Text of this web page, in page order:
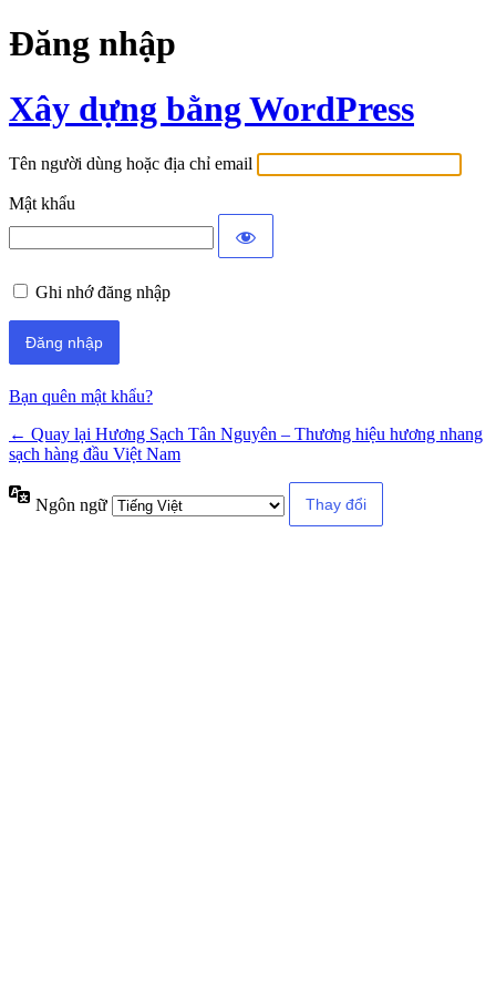
Đăng nhập
Xây dựng bằng WordPress
Tên người dùng hoặc địa chỉ email
Mật khẩu
Ghi nhớ đăng nhập
Bạn quên mật khẩu?
← Quay lại Hương Sạch Tân Nguyên – Thương hiệu hương nhang
sạch hàng đầu Việt Nam
Ngôn ngữ